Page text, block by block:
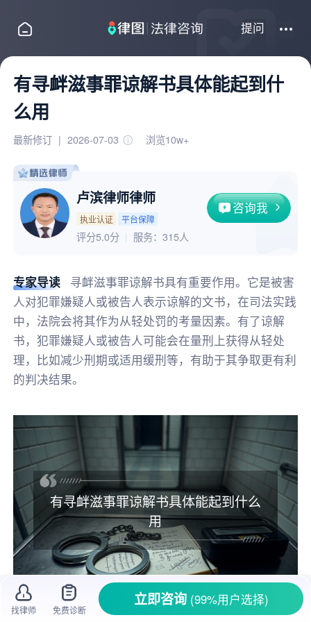
提问
有寻衅滋事罪谅解书具体能起到什
么用
最新修订 | 2026-07-03 浏览10w+
卢滨律师律师
执业认证 平台保障
咨询我
评分5.0分 服务： 315人
专家导读
寻衅滋事罪谅解书具有重要作用。它是被害
人对犯罪嫌疑人或被告人表示谅解的文书，在司法实践
中，法院会将其作为从轻处罚的考量因素。有了谅解
书，犯罪嫌疑人或被告人可能会在量刑上获得从轻处
理，比如减少刑期或适用缓刑等，有助于其争取更有利
的判决结果。
有寻衅滋事罪谅解书具体能起到什么
用
找律师 免费诊断
立即咨询 (99%用户选择)